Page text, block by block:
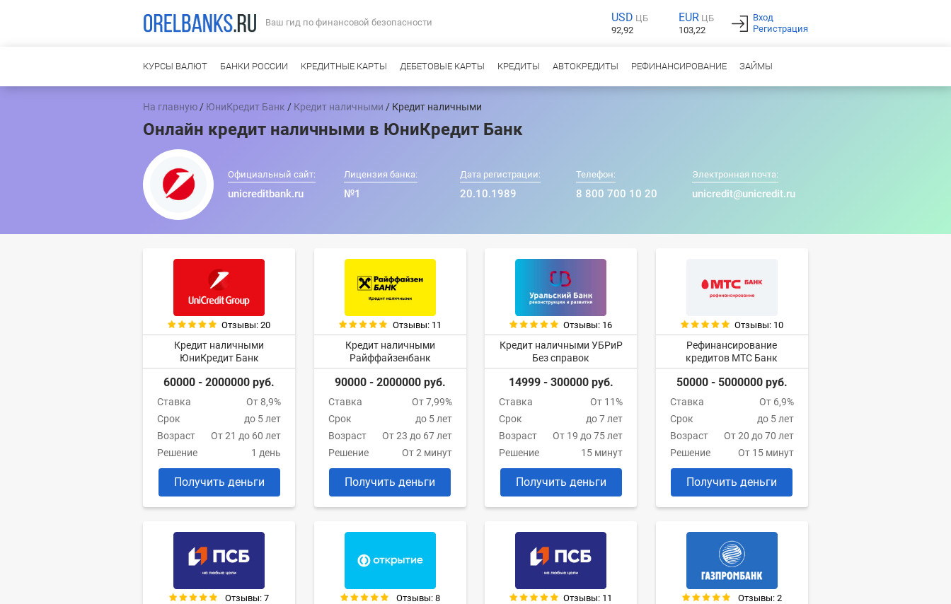
Ваш гид по финансовой безопасности USD ЦБ
92,92
EUR ЦБ
103,22
Вход
Регистрация
КУРСЫ ВАЛЮТ БАНКИ РОССИИ КРЕДИТНЫЕ КАРТЫ ДЕБЕТОВЫЕ КАРТЫ КРЕДИТЫ АВТОКРЕДИТЫ РЕФИНАНСИРОВАНИЕ ЗАЙМЫ
На главную / ЮниКредит Банк / Кредит наличными / Кредит наличными
Онлайн кредит наличными в ЮниКредит Банк
Официальный сайт:
unicreditbank.ru
Лицензия банка:
№1
Дата регистрации:
20.10.1989
Телефон:
8 800 700 10 20
Электронная почта:
unicredit@unicredit.ru
Отзывы: 20
Кредит наличными
ЮниКредит Банк
60000 - 2000000 руб.
Ставка
От 8,9%
Срок
до 5 лет
Возраст
От 21 до 60 лет
Решение
1 день
Получить деньги
Отзывы: 11
Кредит наличными
Райффайзенбанк
90000 - 2000000 руб.
Ставка
От 7,99%
Срок
до 5 лет
Возраст
От 23 до 67 лет
Решение
От 2 минут
Получить деньги
Отзывы: 16
Кредит наличными УБРиР
Без справок
14999 - 300000 руб.
Ставка
От 11%
Срок
до 7 лет
Возраст
От 19 до 75 лет
Решение
15 минут
Получить деньги
Отзывы: 10
Рефинансирование
кредитов МТС Банк
50000 - 5000000 руб.
Ставка
От 6,9%
Срок
до 5 лет
Возраст
От 20 до 70 лет
Решение
От 15 минут
Получить деньги
Отзывы: 7 Отзывы: 8 Отзывы: 11 Отзывы: 2